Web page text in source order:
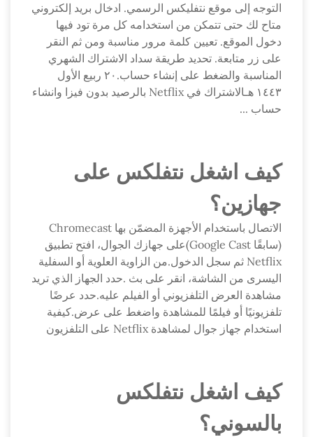
التوجه إلى موقع نتفليكس الرسمي. ادخال بريد إلكتروني
متاح لك حتى تتمكن من استخدامه كل مرة تود فيها
دخول الموقع. تعيين كلمة مرور مناسبة ومن ثم النقر
على زر متابعة. تحديد طريقة سداد الاشتراك الشهري
المناسبة والضغط على إنشاء حساب.٢٠ ربيع الأول
١٤٤٣ هـالاشتراك في Netflix بالرصيد بدون فيزا وانشاء
حساب ...
كيف اشغل نتفلكس على
جهازين؟
الاتصال باستخدام الأجهزة المضمّن بها Chromecast
(سابقًا Google Cast)على جهازك الجوال، افتح تطبيق
Netflix ثم سجل الدخول.من الزاوية العلوية أو السفلية
اليسرى من الشاشة، انقر على بث .حدد الجهاز الذي تريد
مشاهدة العرض التلفزيوني أو الفيلم عليه.حدد عرضًا
تلفزيونيًا أو فيلمًا للمشاهدة واضغط على عرض.كيفية
استخدام جهاز جوال لمشاهدة Netflix على التلفزيون
كيف اشغل نتفلكس
بالسوني؟